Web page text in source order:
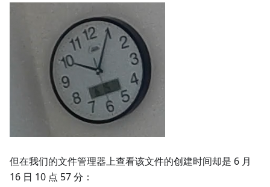
但在我们的文件管理器上查看该文件的创建时间却是 6 月
16 日 10 点 57 分：